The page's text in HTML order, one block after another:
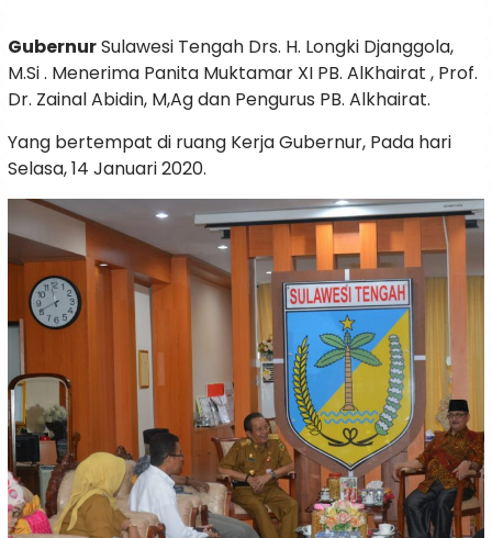
GubernurSulawesi Tengah Drs. H. Longki Djanggola,
M.Si . Menerima Panita Muktamar XI PB. AlKhairat , Prof.
Dr. Zainal Abidin, M,Ag dan Pengurus PB. Alkhairat.
Yang bertempat di ruang Kerja Gubernur, Pada hari
Selasa, 14 Januari 2020.